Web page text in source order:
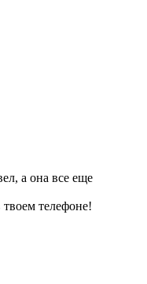
а она все еще
телефоне!